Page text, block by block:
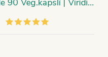
Ostropestřec - Milk Thistle 90 Veg.kapslí | Viridian